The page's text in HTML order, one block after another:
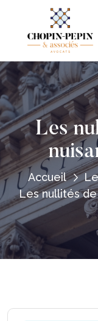
Les
Accueil
Les nullités